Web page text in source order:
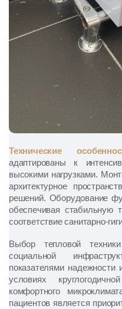
Технические
адаптированы к
высокими нагрузками.
архитектурное
решений. Оборудование
обеспечивая стабильную
соответствие санитарно-
Выбор тепловой
социальной
показателями надежности
условиях
комфортного
пациентов является